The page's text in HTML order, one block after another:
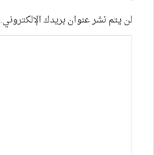
لن يتم نشر عنوان بريدك الإلكتروني.